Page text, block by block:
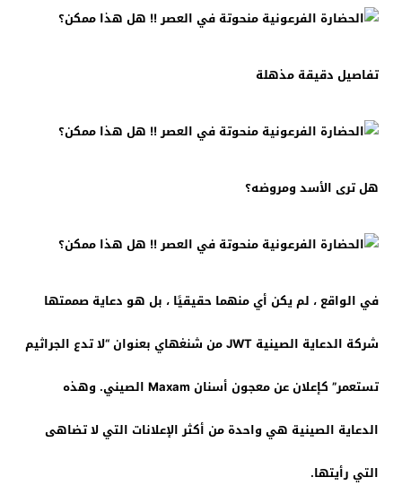
تفاصيل دقيقة مذهلة
هل ترى الأسد ومروضه؟
في الواقع ، لم يكن أي منهما حقيقيًا ، بل هو دعاية صممتها
شركة الدعاية الصينية JWT من شنغهاي بعنوان “لا تدع الجراثيم
تستعمر” كإعلان عن معجون أسنان Maxam الصيني. وهذه
الدعاية الصينية هي واحدة من أكثر الإعلانات التي لا تضاهى
التي رأيتها.